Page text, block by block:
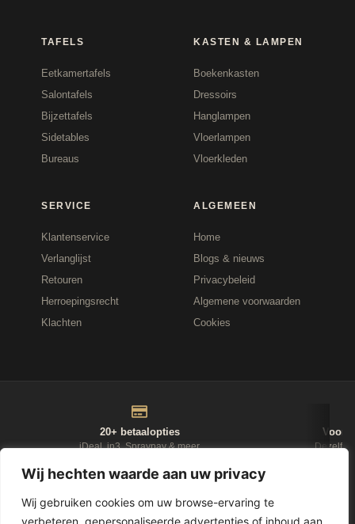
Wij hechten waarde aan uw privacy
Wij gebruiken cookies om uw browse-ervaring te
verbeteren, gepersonaliseerde advertenties of inhoud aan
TAFELS
Eetkamertafels
Salontafels
Bijzettafels
Sidetables
Bureaus
KASTEN & LAMPEN
Boekenkasten
Dressoirs
Hanglampen
Vloerlampen
Vloerkleden
SERVICE
Klantenservice
Verlanglijst
Retouren
Herroepingsrecht
Klachten
ALGEMEEN
Home
Blogs & nieuws
Privacybeleid
Algemene voorwaarden
Cookies
20+ betaalopties
iDeal, in3, Spraypay & meer
Voor
NIEUWSBRIEF